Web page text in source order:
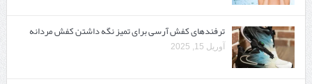
ترفندهای کفش آرسی برای تمیز نگه داشتن کفش مردانه
آوریل 15, 2025